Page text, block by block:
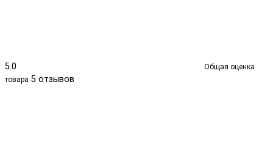
5.0
Общая оценка
товара 5 отзывов